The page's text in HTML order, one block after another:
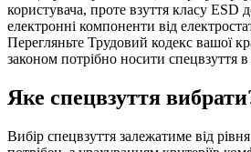
користувача, проте взуття класу ESD
електронні компоненти від
Перегляньте Трудовий кодекс вашої
законом потрібно носити спецвзуття
Яке спецвзуття
Вибір спецвзуття залежатиме від